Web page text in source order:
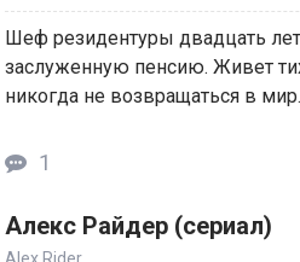
Шеф резидентуры двадцать
заслуженную пенсию. Живет
никогда не возвращаться в
1
Алекс Райдер (сериал)